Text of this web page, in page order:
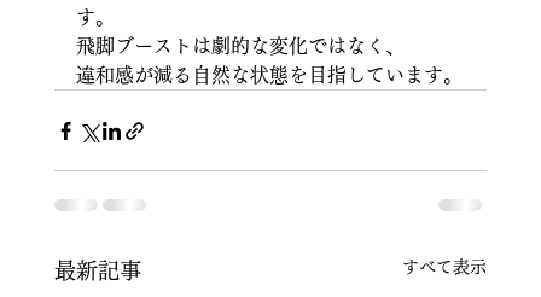
す。
飛脚ブーストは劇的な変化ではなく、
違和感が減る自然な状態を目指しています。
最新記事 すべて表示